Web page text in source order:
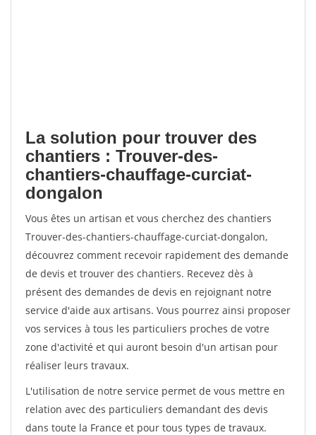
La solution pour trouver des
chantiers : Trouver-des-
chantiers-chauffage-curciat-
dongalon
Vous êtes un artisan et vous cherchez des chantiers
Trouver-des-chantiers-chauffage-curciat-dongalon,
découvrez comment recevoir rapidement des demande
de devis et trouver des chantiers. Recevez dès à
présent des demandes de devis en rejoignant notre
service d'aide aux artisans. Vous pourrez ainsi proposer
vos services à tous les particuliers proches de votre
zone d'activité et qui auront besoin d'un artisan pour
réaliser leurs travaux.
L'utilisation de notre service permet de vous mettre en
relation avec des particuliers demandant des devis
dans toute la France et pour tous types de travaux.